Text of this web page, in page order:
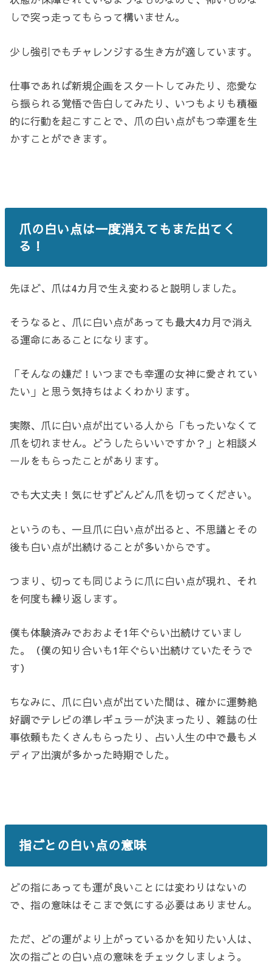
しで突っ走ってもらって構いません。
少し強引でもチャレンジする生き方が適しています。
仕事であれば新規企画をスタートしてみたり、恋愛な
ら振られる覚悟で告白してみたり、いつもよりも積極
的に行動を起こすことで、爪の白い点がもつ幸運を生
かすことができます。
爪の白い点は一度消えてもまた出てく
る！
先ほど、爪は4カ月で生え変わると説明しました。
そうなると、爪に白い点があっても最大4カ月で消え
る運命にあることになります。
「そんなの嫌だ！いつまでも幸運の女神に愛されてい
たい」と思う気持ちはよくわかります。
実際、爪に白い点が出ている人から「もったいなくて
爪を切れません。どうしたらいいですか？」と相談メ
ールをもらったことがあります。
でも大丈夫！気にせずどんどん爪を切ってください。
というのも、一旦爪に白い点が出ると、不思議とその
後も白い点が出続けることが多いからです。
つまり、切っても同じように爪に白い点が現れ、それ
を何度も繰り返します。
僕も体験済みでおおよそ1年ぐらい出続けていまし
た。（僕の知り合いも1年ぐらい出続けていたそうで
す）
ちなみに、爪に白い点が出ていた間は、確かに運勢絶
好調でテレビの準レギュラーが決まったり、雑誌の仕
事依頼もたくさんもらったり、占い人生の中で最もメ
ディア出演が多かった時期でした。
指ごとの白い点の意味
どの指にあっても運が良いことには変わりはないの
で、指の意味はそこまで気にする必要はありません。
ただ、どの運がより上がっているかを知りたい人は、
次の指ごとの白い点の意味をチェックしましょう。